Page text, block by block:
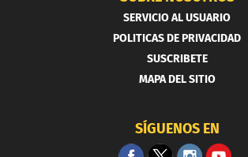
SERVICIO AL USUARIO
POLITICAS DE PRIVACIDAD
SUSCRIBETE
MAPA DEL SITIO
SÍGUENOS EN